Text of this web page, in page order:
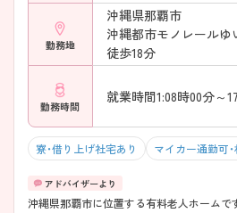
勤務地
沖縄県那覇市
沖縄都市モノレールゆ
徒歩18分
勤務時間
就業時間1:08時00分～
寮・借り上げ社宅あり マイカー通勤可
沖縄県那覇市に位置する有料老人ホームで